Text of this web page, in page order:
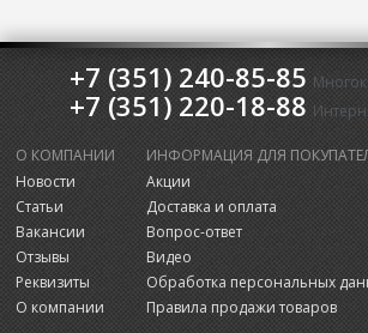
+7 (351) 240-85-85
+7 (351) 220-18-88
О КОМПАНИИ
Новости
Статьи
Вакансии
Отзывы
Реквизиты
О компании
ИНФОРМАЦИЯ ДЛЯ
Акции
Доставка и оплата
Вопрос-ответ
Видео
Обработка персональных
Правила продажи товаров